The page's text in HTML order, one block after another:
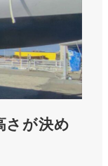
さが決め